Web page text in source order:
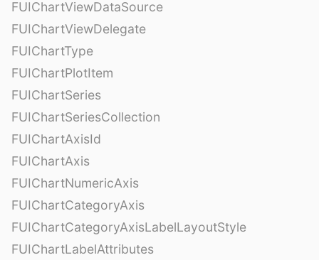
FUIChartViewDataSource
FUIChartViewDelegate
FUIChartType
FUIChartPlotItem
FUIChartSeries
FUIChartSeriesCollection
FUIChartAxisId
FUIChartAxis
FUIChartNumericAxis
FUIChartCategoryAxis
FUIChartCategoryAxisLabelLayoutStyle
FUIChartLabelAttributes